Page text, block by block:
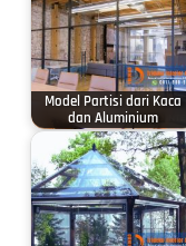
Model Partisi dari Kaca
dan Aluminium